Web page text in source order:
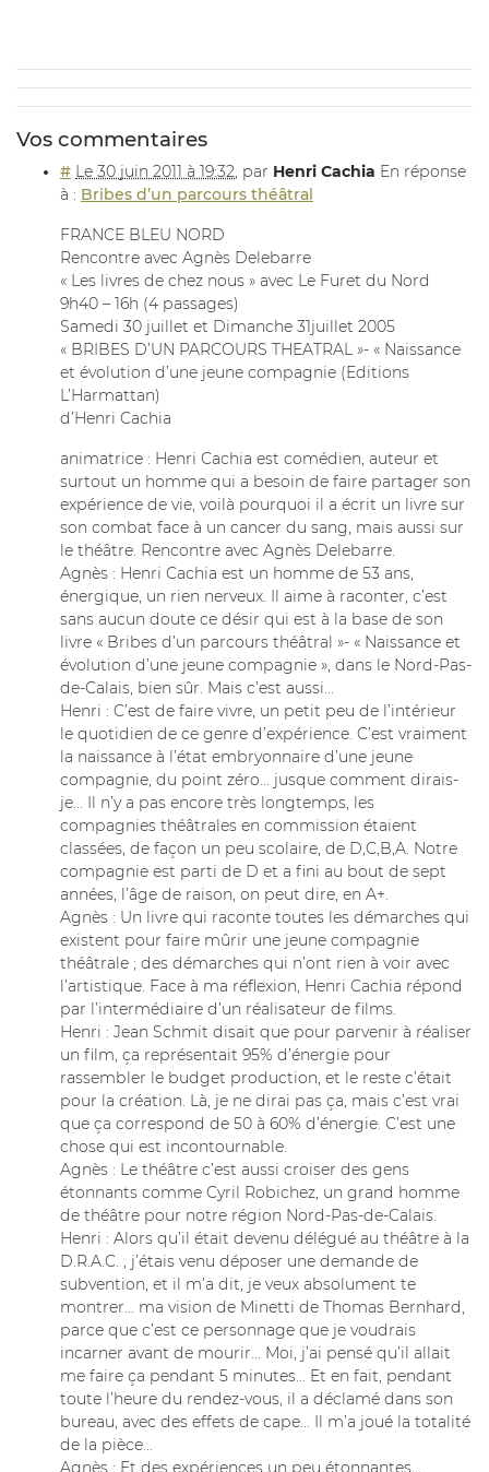
Vos commentaires
# Le 30 juin 2011 à 19:32, par Henri Cachia En réponse
à : Bribes d’un parcours théâtral
FRANCE BLEU NORD
Rencontre avec Agnès Delebarre
« Les livres de chez nous » avec Le Furet du Nord
9h40 – 16h (4 passages)
Samedi 30 juillet et Dimanche 31juillet 2005
« BRIBES D’UN PARCOURS THEATRAL »- « Naissance
et évolution d’une jeune compagnie (Editions
L’Harmattan)
d’Henri Cachia
animatrice : Henri Cachia est comédien, auteur et
surtout un homme qui a besoin de faire partager son
expérience de vie, voilà pourquoi il a écrit un livre sur
son combat face à un cancer du sang, mais aussi sur
le théâtre. Rencontre avec Agnès Delebarre.
Agnès : Henri Cachia est un homme de 53 ans,
énergique, un rien nerveux. Il aime à raconter, c’est
sans aucun doute ce désir qui est à la base de son
livre « Bribes d’un parcours théâtral »- « Naissance et
évolution d’une jeune compagnie », dans le Nord-Pas-
de-Calais, bien sûr. Mais c’est aussi...
Henri : C’est de faire vivre, un petit peu de l’intérieur
le quotidien de ce genre d’expérience. C’est vraiment
la naissance à l’état embryonnaire d’une jeune
compagnie, du point zéro... jusque comment dirais-
je... Il n’y a pas encore très longtemps, les
compagnies théâtrales en commission étaient
classées, de façon un peu scolaire, de D,C,B,A. Notre
compagnie est parti de D et a fini au bout de sept
années, l’âge de raison, on peut dire, en A+.
Agnès : Un livre qui raconte toutes les démarches qui
existent pour faire mûrir une jeune compagnie
théâtrale ; des démarches qui n’ont rien à voir avec
l’artistique. Face à ma réflexion, Henri Cachia répond
par l’intermédiaire d’un réalisateur de films.
Henri : Jean Schmit disait que pour parvenir à réaliser
un film, ça représentait 95% d’énergie pour
rassembler le budget production, et le reste c’était
pour la création. Là, je ne dirai pas ça, mais c’est vrai
que ça correspond de 50 à 60% d’énergie. C’est une
chose qui est incontournable.
Agnès : Le théâtre c’est aussi croiser des gens
étonnants comme Cyril Robichez, un grand homme
de théâtre pour notre région Nord-Pas-de-Calais.
Henri : Alors qu’il était devenu délégué au théâtre à la
D.R.A.C. , j’étais venu déposer une demande de
subvention, et il m’a dit, je veux absolument te
montrer... ma vision de Minetti de Thomas Bernhard,
parce que c’est ce personnage que je voudrais
incarner avant de mourir... Moi, j’ai pensé qu’il allait
me faire ça pendant 5 minutes... Et en fait, pendant
toute l’heure du rendez-vous, il a déclamé dans son
bureau, avec des effets de cape... Il m’a joué la totalité
de la pièce...
Agnès : Et des expériences un peu étonnantes...